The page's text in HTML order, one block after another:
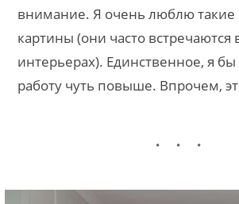
внимание. Я очень люблю такие
картины (они часто встречаются
интерьерах). Единственное, я бы
работу чуть повыше. Впрочем,